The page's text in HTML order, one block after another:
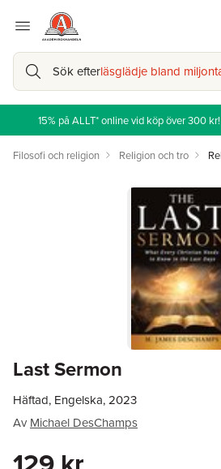
Sök efterläsglädje bland
15% på ALLT* online vid köp över 300
Filosofi och religion Religion och tro
Last Sermon
Häftad, Engelska, 2023
Av Michael DesChamps